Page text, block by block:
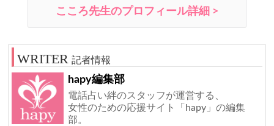
こころ先生のプロフィール詳細 >
記者情報
hapy編集部
電話占い絆のスタッフが運営する、
女性のための応援サイト「hapy」の編集
部。